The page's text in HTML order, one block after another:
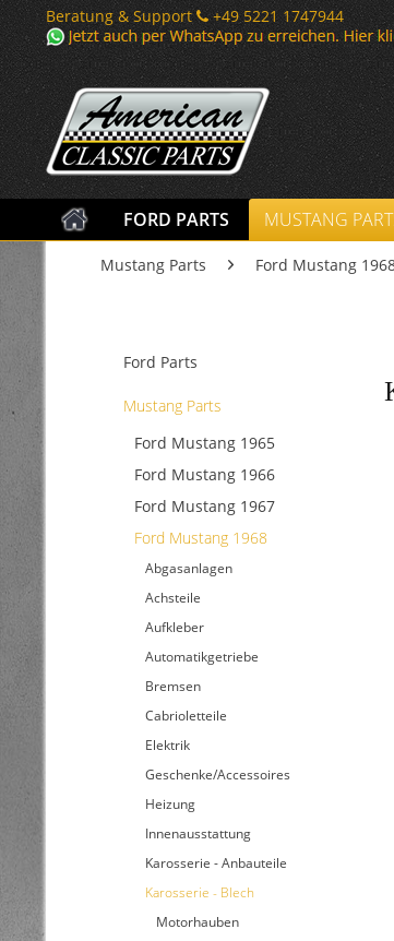
Beratung & Support
+49 5221 1747944
FORD PARTS MUSTANG
Mustang Parts Ford Mustang
Ford Parts
Mustang Parts
Ford Mustang 1965
Ford Mustang 1966
Ford Mustang 1967
Ford Mustang 1968
Abgasanlagen
Achsteile
Aufkleber
Automatikgetriebe
Bremsen
Cabrioletteile
Elektrik
Geschenke/Accessoires
Heizung
Innenausstattung
Karosserie - Anbauteile
Karosserie - Blech
Motorhauben